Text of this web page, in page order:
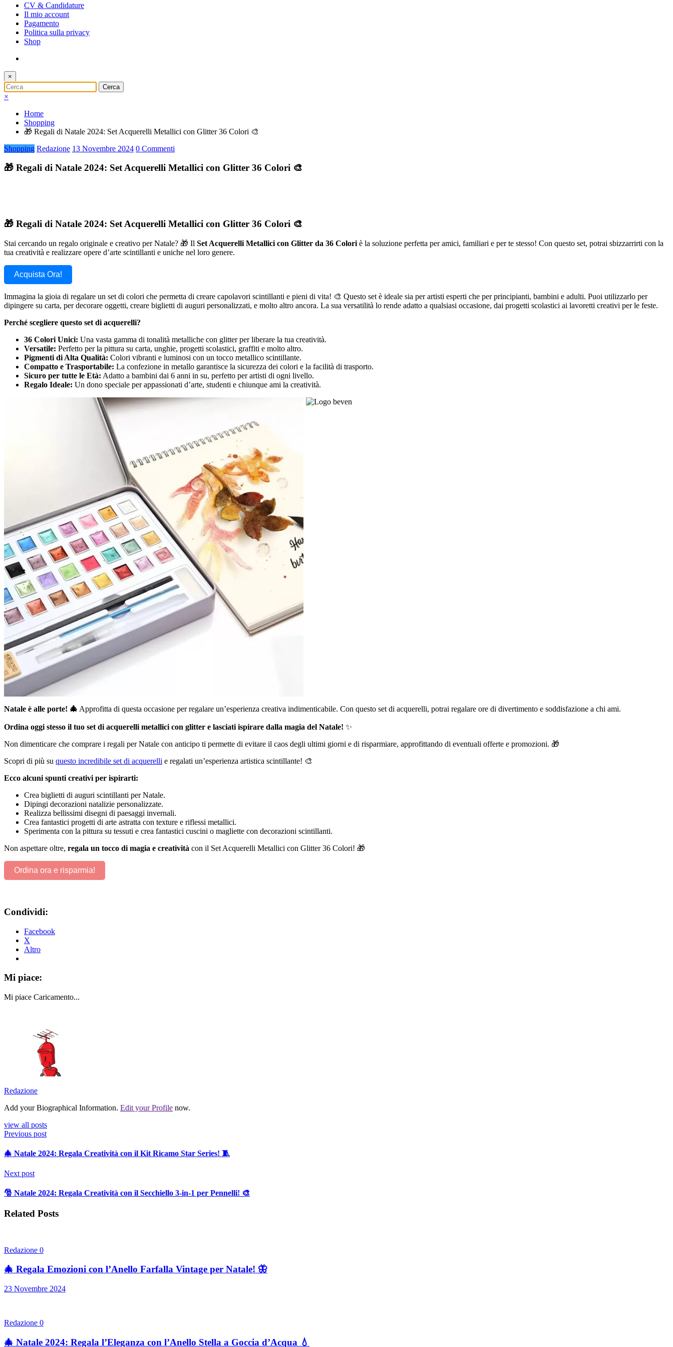
CV & Candidature
Il mio account
Pagamento
Politica sulla privacy
Shop
×
×
Home
Shopping
🎁 Regali di Natale 2024: Set Acquerelli Metallici con Glitter 36 Colori 🎨
Shopping Redazione 13 Novembre 2024 0 Commenti
🎁 Regali di Natale 2024: Set Acquerelli Metallici con Glitter 36 Colori 🎨
🎁 Regali di Natale 2024: Set Acquerelli Metallici con Glitter 36 Colori 🎨
Stai cercando un regalo originale e creativo per Natale? 🎁 Il Set Acquerelli Metallici con Glitter da 36 Colori è la soluzione perfetta per amici, familiari e per te stesso! Con questo set, potrai sbizzarrirti con la
tua creatività e realizzare opere d’arte scintillanti e uniche nel loro genere.
Acquista Ora!
Immagina la gioia di regalare un set di colori che permetta di creare capolavori scintillanti e pieni di vita! 🎨 Questo set è ideale sia per artisti esperti che per principianti, bambini e adulti. Puoi utilizzarlo per
dipingere su carta, per decorare oggetti, creare biglietti di auguri personalizzati, e molto altro ancora. La sua versatilità lo rende adatto a qualsiasi occasione, dai progetti scolastici ai lavoretti creativi per le feste.
Perché scegliere questo set di acquerelli?
36 Colori Unici: Una vasta gamma di tonalità metalliche con glitter per liberare la tua creatività.
Versatile: Perfetto per la pittura su carta, unghie, progetti scolastici, graffiti e molto altro.
Pigmenti di Alta Qualità: Colori vibranti e luminosi con un tocco metallico scintillante.
Compatto e Trasportabile: La confezione in metallo garantisce la sicurezza dei colori e la facilità di trasporto.
Sicuro per tutte le Età: Adatto a bambini dai 6 anni in su, perfetto per artisti di ogni livello.
Regalo Ideale: Un dono speciale per appassionati d’arte, studenti e chiunque ami la creatività.
Natale è alle porte! 🎄 Approfitta di questa occasione per regalare un’esperienza creativa indimenticabile. Con questo set di acquerelli, potrai regalare ore di divertimento e soddisfazione a chi ami.
Ordina oggi stesso il tuo set di acquerelli metallici con glitter e lasciati ispirare dalla magia del Natale! ✨
Non dimenticare che comprare i regali per Natale con anticipo ti permette di evitare il caos degli ultimi giorni e di risparmiare, approfittando di eventuali offerte e promozioni. 🎁
Scopri di più su questo incredibile set di acquerelli e regalati un’esperienza artistica scintillante! 🎨
Ecco alcuni spunti creativi per ispirarti:
Crea biglietti di auguri scintillanti per Natale.
Dipingi decorazioni natalizie personalizzate.
Realizza bellissimi disegni di paesaggi invernali.
Crea fantastici progetti di arte astratta con texture e riflessi metallici.
Sperimenta con la pittura su tessuti e crea fantastici cuscini o magliette con decorazioni scintillanti.
Non aspettare oltre, regala un tocco di magia e creatività con il Set Acquerelli Metallici con Glitter 36 Colori! 🎁
Ordina ora e risparmia!
Condividi:
Facebook
X
Altro
Mi piace:
Mi piace Caricamento...
Redazione
Add your Biographical Information. Edit your Profile now.
view all posts
Previous post
🎄 Natale 2024: Regala Creatività con il Kit Ricamo Star Series! 🧵
Next post
🎅 Natale 2024: Regala Creatività con il Secchiello 3-in-1 per Pennelli! 🎨
Related Posts
Redazione 0
🎄 Regala Emozioni con l’Anello Farfalla Vintage per Natale! 🦋
23 Novembre 2024
Redazione 0
🎄 Natale 2024: Regala l’Eleganza con l’Anello Stella a Goccia d’Acqua 💧